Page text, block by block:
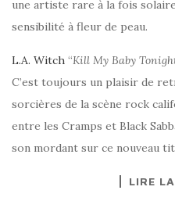
une artiste rare à la fois
sensibilité à fleur de peau.
L.A. Witch “Kill My Baby
C’est toujours un plaisir de
sorcières de la scène rock
entre les Cramps et Black
son mordant sur ce nouveau
LIRE